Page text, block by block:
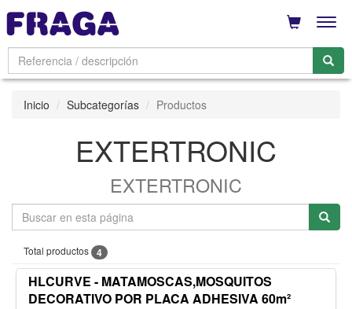
Inicio Subcategorías Productos
EXTERTRONIC
EXTERTRONIC
Total productos 4
HLCURVE - MATAMOSCAS,MOSQUITOS
DECORATIVO POR PLACA ADHESIVA 60m²